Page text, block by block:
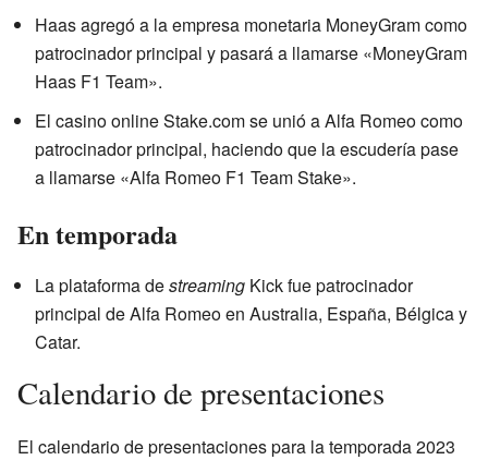
Haas agregó a la empresa monetaria MoneyGram como
patrocinador principal y pasará a llamarse «MoneyGram
Haas F1 Team».
El casino online Stake.com se unió a Alfa Romeo como
patrocinador principal, haciendo que la escudería pase
a llamarse «Alfa Romeo F1 Team Stake».
En temporada
La plataforma destreaming Kick fue patrocinador
principal de Alfa Romeo en Australia, España, Bélgica y
Catar.
Calendario de presentaciones
El calendario de presentaciones para la temporada 2023